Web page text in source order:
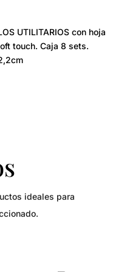
UTILITARIOS con hoja
touch. Caja 8 sets.
ideales para